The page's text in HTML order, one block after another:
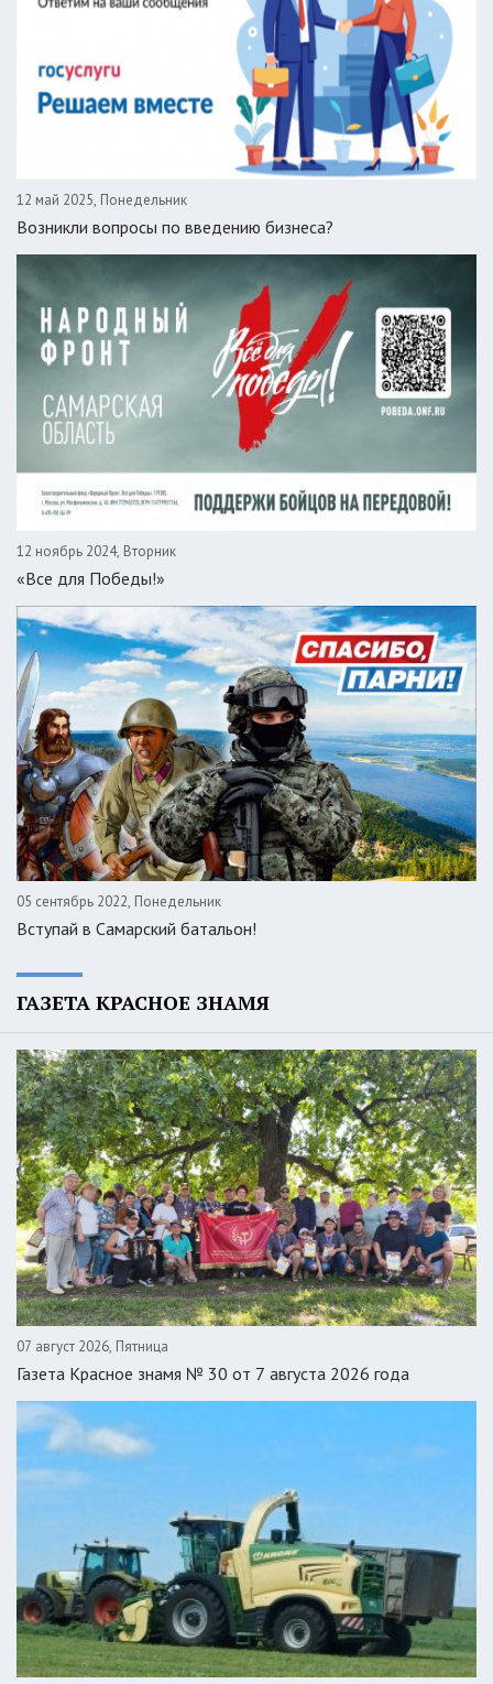
12 май 2025, Понедельник
Возникли вопросы по введению бизнеса?
12 ноябрь 2024, Вторник
«Все для Победы!»
05 сентябрь 2022, Понедельник
Вступай в Самарский батальон!
ГАЗЕТА КРАСНОЕ ЗНАМЯ
07 август 2026, Пятница
Газета Красное знамя № 30 от 7 августа 2026 года